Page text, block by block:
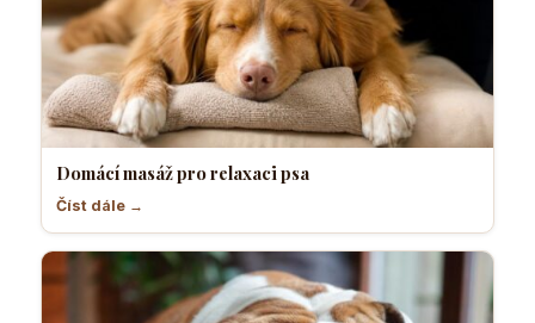
Domácí masáž pro relaxaci psa
Číst dále →